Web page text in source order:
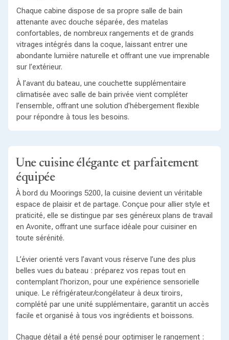
Chaque cabine dispose de sa propre salle de bain
attenante avec douche séparée, des matelas
confortables, de nombreux rangements et de grands
vitrages intégrés dans la coque, laissant entrer une
abondante lumière naturelle et offrant une vue imprenable
sur l’extérieur.
À l’avant du bateau, une couchette supplémentaire
climatisée avec salle de bain privée vient compléter
l’ensemble, offrant une solution d’hébergement flexible
pour répondre à tous les besoins.
Une cuisine élégante et parfaitement
équipée
À bord du Moorings 5200, la cuisine devient un véritable
espace de plaisir et de partage. Conçue pour allier style et
praticité, elle se distingue par ses généreux plans de travail
en Avonite, offrant une surface idéale pour cuisiner en
toute sérénité.
L’évier orienté vers l’avant vous réserve l’une des plus
belles vues du bateau : préparez vos repas tout en
contemplant l’horizon, pour une expérience sensorielle
unique. Le réfrigérateur/congélateur à deux tiroirs,
complété par une unité supplémentaire, garantit un accès
facile et organisé à tous vos ingrédients et boissons.
Chaque détail a été pensé pour optimiser le rangement :